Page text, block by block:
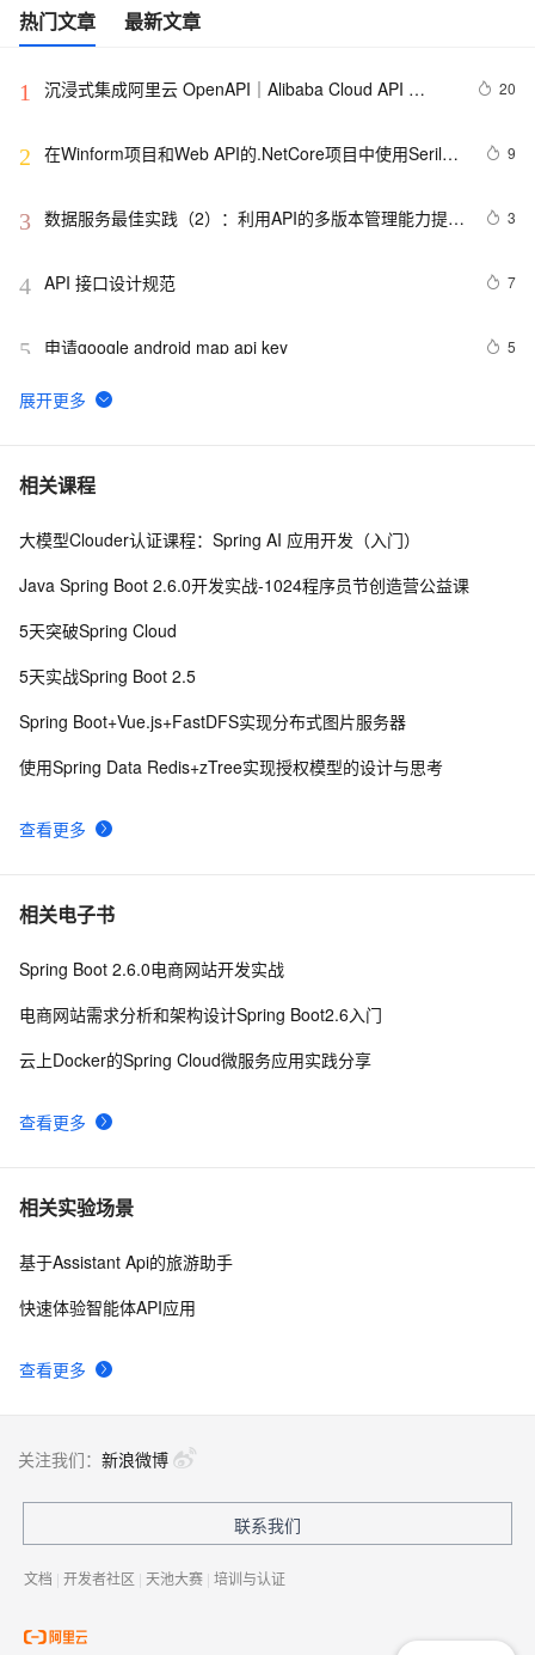
热门文章 最新文章
1
沉浸式集成阿里云 OpenAPI｜Alibaba Cloud API
20
2 在Winform项目和Web API的.NetCore项目中使用Serilog
9
3 数据服务最佳实践（2）：利用API的多版本管理能力提升
3
4 API 接口设计规范 7
5 申请google android map api key 5
6 node.js入门 - 8.api：events
7 1688 商品 API 实战指南：B2B 场景下的合规对接与批
8 阿里云智能视觉开放平台人脸人体API测试Demo
Route
10[Google API](7)直接使用Web服务
相关课程
查看更多
大模型Clouder认证课程：Spring AI 应用开发（入门）
Java Spring Boot 2.6.0开发实战-1024程序员节创造营公益课
5天突破Spring Cloud
5天实战Spring Boot 2.5
Spring Boot+Vue.js+FastDFS实现分布式图片服务器
使用Spring Data Redis+zTree实现授权模型的设计与思考
相关电子书
查看更多
Spring Boot 2.6.0电商网站开发实战
电商网站需求分析和架构设计Spring Boot2.6入门
云上Docker的Spring Cloud微服务应用实践分享
相关实验场景
查看更多
基于Assistant Api的旅游助手
快速体验智能体API应用
关注我们： 新浪微博
联系我们
文档 | 开发者社区 | 天池大赛 | 培训与认证